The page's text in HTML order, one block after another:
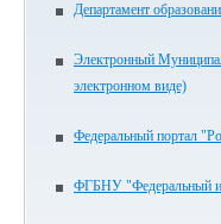
Департамент
Электронный
электронном виде)
Федеральный портал
ФГБНУ "Федеральный